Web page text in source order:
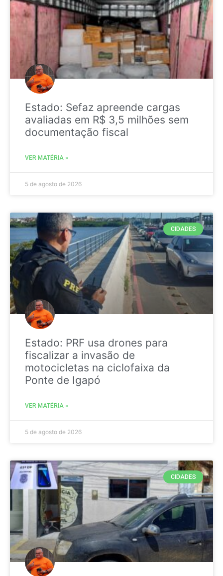
Estado: Sefaz apreende cargas
avaliadas em R$ 3,5 milhões sem
documentação fiscal
VER MATÉRIA »
5 de agosto de 2026
CIDADES
Estado: PRF usa drones para
fiscalizar a invasão de
motocicletas na ciclofaixa da
Ponte de Igapó
VER MATÉRIA »
5 de agosto de 2026
CIDADES